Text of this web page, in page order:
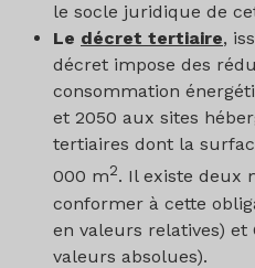
le socle juridique de
Le décret tertiaire,
décret impose des
consommation
et 2050 aux sites
tertiaires dont la
000 m2. Il existe deux
conformer à cette
en valeurs relatives) et
valeurs absolues).